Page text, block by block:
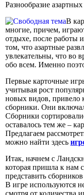
Разнообразие
В
многие, причем,
отдыхе, после работы
том, что азартные
увлекательны, что во
обо всем. Именно
Первые карточные
учитывая рост
новых видов, привело
сборники. Они
Сборники
оставалось тем же –
Предлагаем
можно найти здесь
Итак, начнем с
которая пришла к нам
представить
В игре используются
смотря от количества